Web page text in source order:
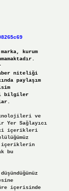
kurum
niteliği
paylaşım
bilgiler
ve
Yer Sağlayıcı
içerikleri
içeriklerin
bu
içerisinde